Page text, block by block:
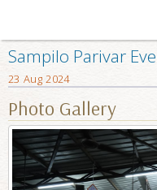
Sampilo Parivar
23 Aug 2024
Photo Gallery